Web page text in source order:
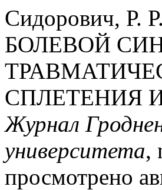
Сидорович,
БОЛЕВОЙ
СПЛЕТЕНИЯ
Журнал
университета,
просмотрено